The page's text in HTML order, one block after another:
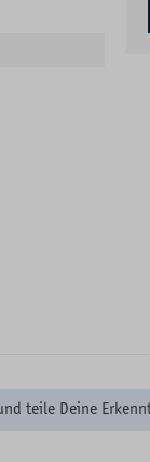
teile Deine